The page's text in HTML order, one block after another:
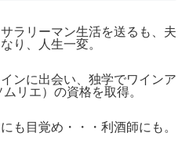
ラリーマン生活を送るも、夫
り、人生一変。
ンに出会い、独学でワインア
リエ）の資格を取得。
も目覚め・・・利酒師にも。